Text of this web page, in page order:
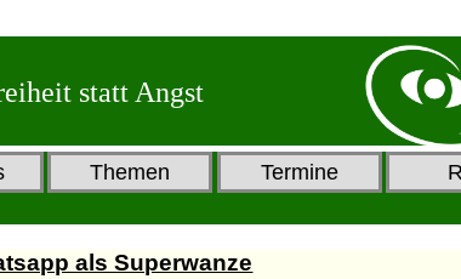
statt Angst
Themen Termine
als Superwanze